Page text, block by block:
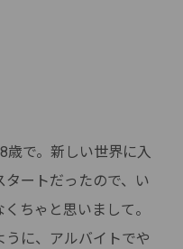
歳で。新しい世界に入
ートだったので、い
ちゃと思いまして。
に、アルバイトでや